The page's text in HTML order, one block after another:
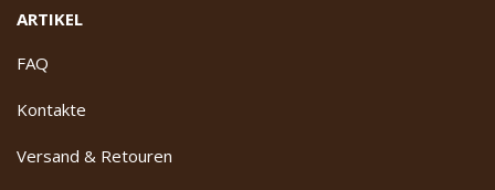
ARTIKEL
FAQ
Kontakte
Versand & Retouren